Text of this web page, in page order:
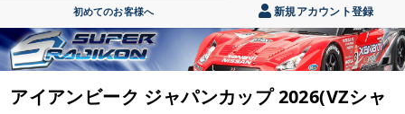
初めてのお客様へ 新規アカウント登録
アイアンビーク ジャパンカップ 2026(VZシャ